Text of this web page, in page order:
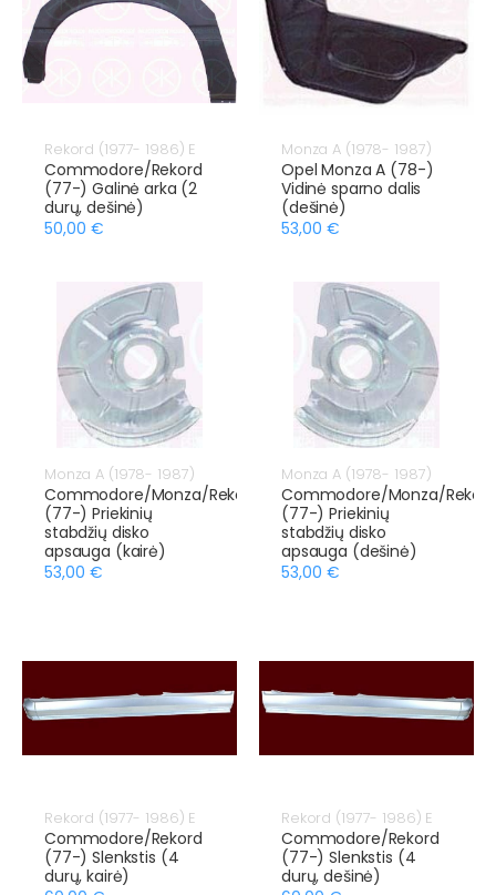
Rekord (1977- 1986) E
Commodore/Rekord
(77-) Galinė arka (2
durų, dešinė)
50,00 €
Monza A (1978- 1987)
Opel Monza A (78-)
Vidinė sparno dalis
(dešinė)
53,00 €
Monza A (1978- 1987)
Commodore/Monza/Rekord
(77-) Priekinių
stabdžių disko
apsauga (kairė)
53,00 €
Monza A (1978- 1987)
Commodore/Monza/Rekord
(77-) Priekinių
stabdžių disko
apsauga (dešinė)
53,00 €
Rekord (1977- 1986) E
Commodore/Rekord
(77-) Slenkstis (4
durų, kairė)
Rekord (1977- 1986) E
Commodore/Rekord
(77-) Slenkstis (4
durų, dešinė)